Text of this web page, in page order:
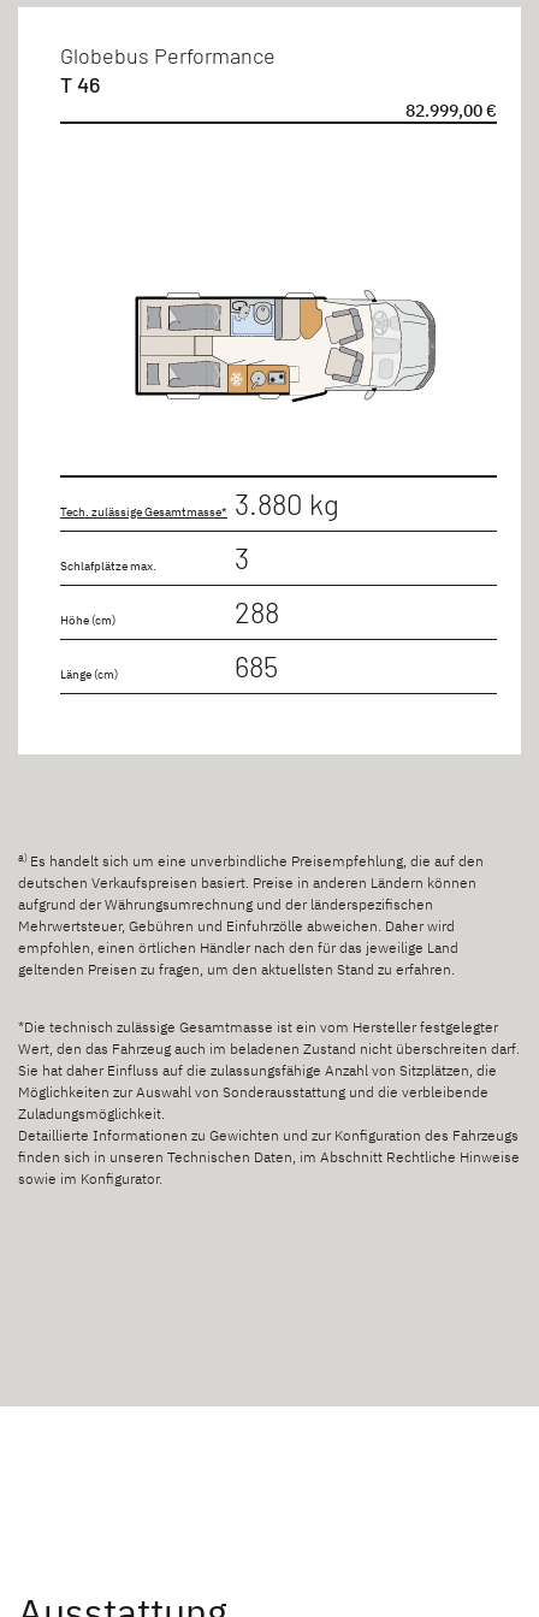
Globebus Performance
T 46
82.999,00 €
Tech. zulässige Gesamtmasse* 3.880 kg
Schlafplätze max. 3
Höhe (cm) 288
Länge (cm) 685
a) Es handelt sich um eine unverbindliche Preisempfehlung, die auf den
deutschen Verkaufspreisen basiert. Preise in anderen Ländern können
aufgrund der Währungsumrechnung und der länderspezifischen
Mehrwertsteuer, Gebühren und Einfuhrzölle abweichen. Daher wird
empfohlen, einen örtlichen Händler nach den für das jeweilige Land
geltenden Preisen zu fragen, um den aktuellsten Stand zu erfahren.
*Die technisch zulässige Gesamtmasse ist ein vom Hersteller festgelegter
Wert, den das Fahrzeug auch im beladenen Zustand nicht überschreiten darf.
Sie hat daher Einfluss auf die zulassungsfähige Anzahl von Sitzplätzen, die
Möglichkeiten zur Auswahl von Sonderausstattung und die verbleibende
Zuladungsmöglichkeit.
Detaillierte Informationen zu Gewichten und zur Konfiguration des Fahrzeugs
finden sich in unseren Technischen Daten, im Abschnitt Rechtliche Hinweise
sowie im Konfigurator.